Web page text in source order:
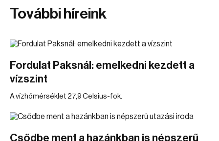
További híreink
Fordulat Paksnál: emelkedni kezdett a
vízszint
A vízhőmérséklet 27,9 Celsius-fok.
Csődbe ment a hazánkban is népszerű